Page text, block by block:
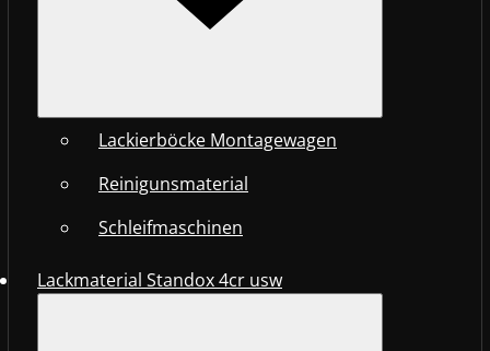
Lackierböcke Montagewagen
Reinigunsmaterial
Schleifmaschinen
Lackmaterial Standox 4cr usw